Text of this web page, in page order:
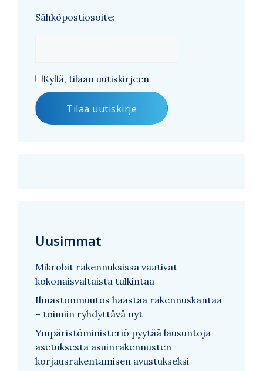
Sähköpostiosoite:
Kyllä, tilaan uutiskirjeen
Uusimmat
Mikrobit rakennuksissa vaativat
kokonaisvaltaista tulkintaa
Ilmastonmuutos haastaa rakennuskantaa
– toimiin ryhdyttävä nyt
Ympäristöministeriö pyytää lausuntoja
asetuksesta asuinrakennusten
korjausrakentamisen avustukseksi